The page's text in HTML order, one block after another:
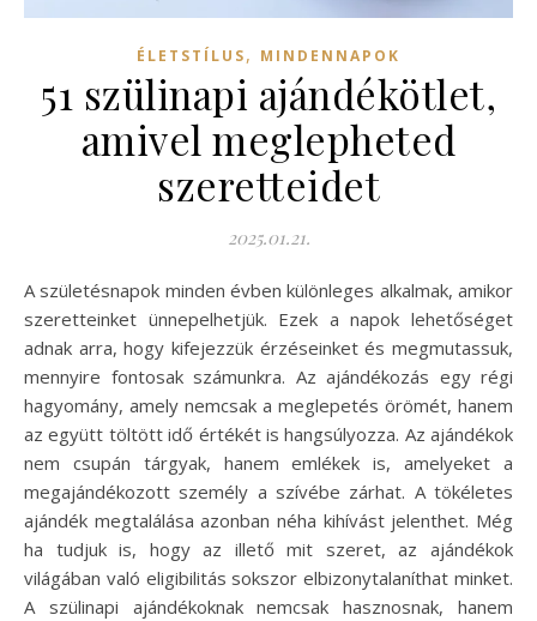
ÉLETSTÍLUS, MINDENNAPOK
51 szülinapi ajándékötlet,
amivel meglepheted
szeretteidet
2025.01.21.
A születésnapok minden évben különleges alkalmak, amikor
szeretteinket ünnepelhetjük. Ezek a napok lehetőséget
adnak arra, hogy kifejezzük érzéseinket és megmutassuk,
mennyire fontosak számunkra. Az ajándékozás egy régi
hagyomány, amely nemcsak a meglepetés örömét, hanem
az együtt töltött idő értékét is hangsúlyozza. Az ajándékok
nem csupán tárgyak, hanem emlékek is, amelyeket a
megajándékozott személy a szívébe zárhat. A tökéletes
ajándék megtalálása azonban néha kihívást jelenthet. Még
ha tudjuk is, hogy az illető mit szeret, az ajándékok
világában való eligibilitás sokszor elbizonytalaníthat minket.
A szülinapi ajándékoknak nemcsak hasznosnak, hanem